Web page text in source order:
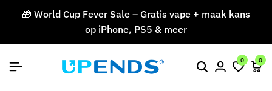
🎁 World Cup Fever Sale – Gratis vape + maak kans
op iPhone, PS5 & meer
0 0